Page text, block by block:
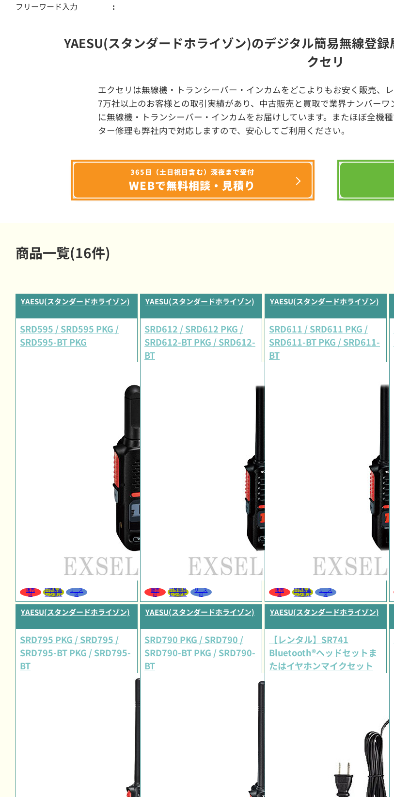
フリーワード入力
YAESU(スタンダードホライゾン)のデジタル簡易無線登
クセリ
エクセリは無線機・トランシーバー・インカムをどこよりもお安く販売、
7万社以上のお客様との取引実績があり、中古販売と買取で業界ナンバー
に無線機・トランシーバー・インカムをお届けしています。またほぼ全機
ター修理も弊社内で対応しますので、安心してご利用ください。
365日（土日祝日含む）深夜まで受付
WEBで無料相談・見積り
商品一覧(16件)
YAESU(スタンダードホライゾン)
SRD595 / SRD595 PKG /
SRD595-BT PKG
販売
可
同等製品
レンタル
リース
可
YAESU(スタンダードホライゾン)
SRD612 / SRD612 PKG /
SRD612-BT PKG / SRD612-
BT
販売
可
同等製品
レンタル
リース
可
YAESU(スタンダードホライゾン)
SRD611 / SRD611 PKG /
SRD611-BT PKG / SRD611-
BT
販売
可
同等製品
レンタル
リース
可
YAESU(スタンダードホライゾン)
SRD795 PKG / SRD795 /
SRD795-BT PKG / SRD795-
BT
YAESU(スタンダードホライゾン)
SRD790 PKG / SRD790 /
SRD790-BT PKG / SRD790-
BT
YAESU(スタンダードホライゾン)
【レンタル】SR741
Bluetooth®ヘッドセットま
たはイヤホンマイクセット